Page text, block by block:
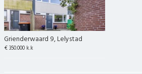
Grienderwaard 9, Lelystad
€ 350.000 k.k